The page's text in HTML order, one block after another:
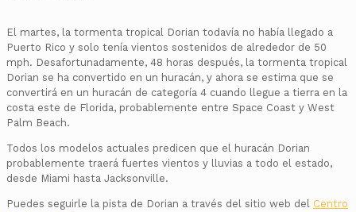
El martes, la tormenta tropical Dorian todavía no había llegado a
Puerto Rico y solo tenía vientos sostenidos de alrededor de 50
mph. Desafortunadamente, 48 horas después, la tormenta tropical
Dorian se ha convertido en un huracán, y ahora se estima que se
convertirá en un huracán de categoría 4 cuando llegue a tierra en la
costa este de Florida, probablemente entre Space Coast y West
Palm Beach.
Todos los modelos actuales predicen que el huracán Dorian
probablemente traerá fuertes vientos y lluvias a todo el estado,
desde Miami hasta Jacksonville.
Puedes seguirle la pista de Dorian a través del sitio web del Centro